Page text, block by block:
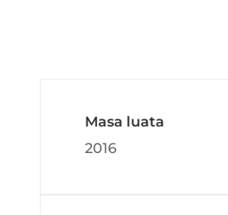
Masa luata
2016